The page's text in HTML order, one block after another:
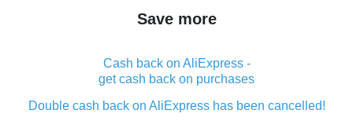
Save more
Cash back on AliExpress -
get cash back on purchases
Double cash back on AliExpress has been cancelled!